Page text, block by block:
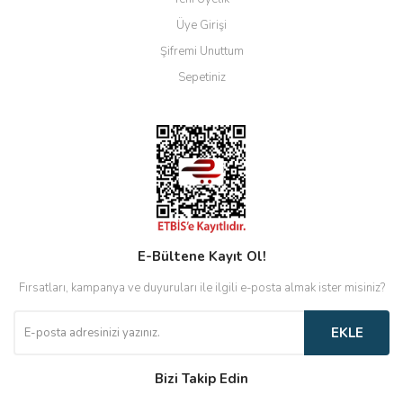
Üye Girişi
Şifremi Unuttum
Sepetiniz
E-Bültene Kayıt Ol!
Fırsatları, kampanya ve duyuruları ile ilgili e-posta almak ister misiniz?
EKLE
Bizi Takip Edin